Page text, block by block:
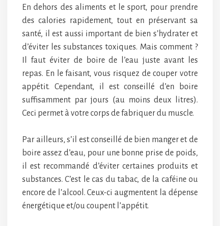
En dehors des aliments et le sport, pour prendre
des calories rapidement, tout en préservant sa
santé, il est aussi important de bien s’hydrater et
d’éviter les substances toxiques. Mais comment ?
Il faut éviter de boire de l’eau juste avant les
repas. En le faisant, vous risquez de couper votre
appétit. Cependant, il est conseillé d’en boire
suffisamment par jours (au moins deux litres).
Ceci permet à votre corps de fabriquer du muscle.
Par ailleurs, s’il est conseillé de bien manger et de
boire assez d’eau, pour une bonne prise de poids,
il est recommandé d’éviter certaines produits et
substances. C’est le cas du tabac, de la caféine ou
encore de l’alcool. Ceux-ci augmentent la dépense
énergétique et/ou coupent l’appétit.